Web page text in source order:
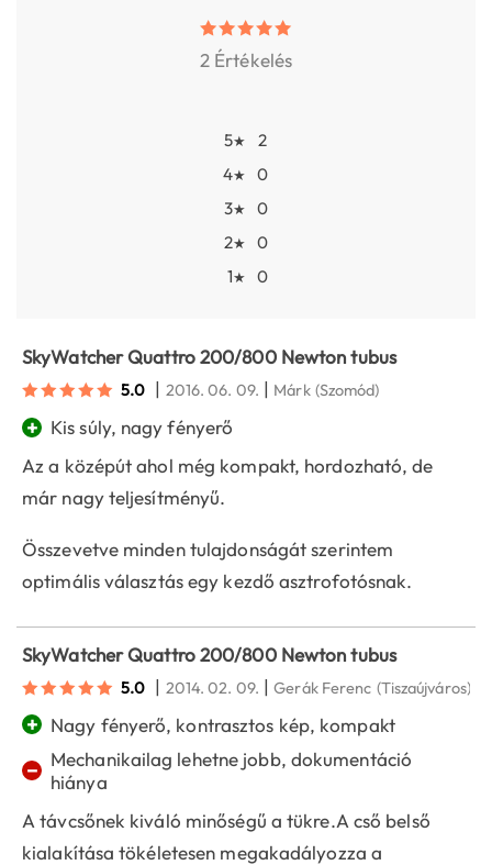
2 Értékelés
5★
2
4★
0
3★
0
2★
0
1★ 0
SkyWatcher Quattro 200/800 Newton tubus
5.0 | 2016. 06. 09. | Márk (Szomód)
+
Kis súly, nagy fényerő
Az a középút ahol még kompakt, hordozható, de
már nagy teljesítményű.
Összevetve minden tulajdonságát szerintem
optimális választás egy kezdő asztrofotósnak.
SkyWatcher Quattro 200/800 Newton tubus
5.0 | 2014. 02. 09. |Gerák Ferenc (Tiszaújváros)
+ Nagy fényerő, kontrasztos kép, kompakt
−
Mechanikailag lehetne jobb, dokumentáció
hiánya
A távcsőnek kiváló minőségű a tükre.A cső belső
kialakítása tökéletesen megakadályozza a